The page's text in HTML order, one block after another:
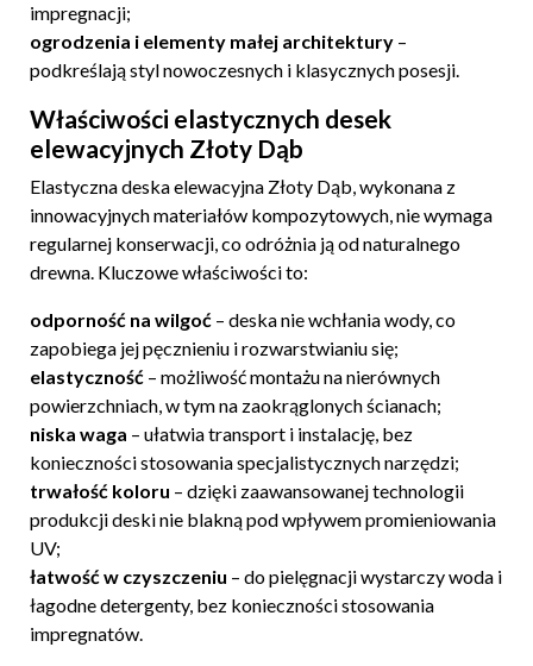
impregnacji;
ogrodzenia i elementy małej architektury –
podkreślają styl nowoczesnych i klasycznych posesji.
Właściwości elastycznych desek
elewacyjnych Złoty Dąb
Elastyczna deska elewacyjna Złoty Dąb, wykonana z
innowacyjnych materiałów kompozytowych, nie wymaga
regularnej konserwacji, co odróżnia ją od naturalnego
drewna. Kluczowe właściwości to:
odporność na wilgoć – deska nie wchłania wody, co
zapobiega jej pęcznieniu i rozwarstwianiu się;
elastyczność – możliwość montażu na nierównych
powierzchniach, w tym na zaokrąglonych ścianach;
niska waga – ułatwia transport i instalację, bez
konieczności stosowania specjalistycznych narzędzi;
trwałość koloru – dzięki zaawansowanej technologii
produkcji deski nie blakną pod wpływem promieniowania
UV;
łatwość w czyszczeniu – do pielęgnacji wystarczy woda i
łagodne detergenty, bez konieczności stosowania
impregnatów.